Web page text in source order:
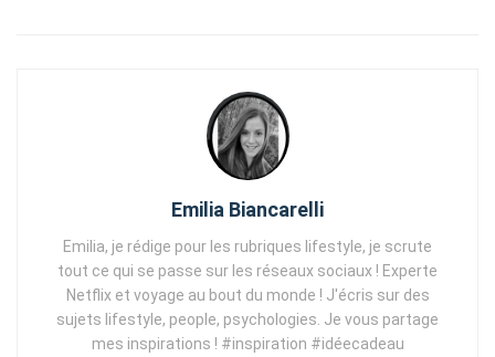
Emilia Biancarelli
Emilia, je rédige pour les rubriques lifestyle, je scrute
tout ce qui se passe sur les réseaux sociaux ! Experte
Netflix et voyage au bout du monde ! J'écris sur des
sujets lifestyle, people, psychologies. Je vous partage
mes inspirations ! #inspiration #idéecadeau